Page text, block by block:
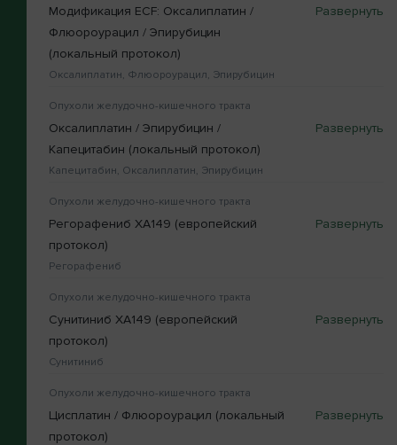
Модификация ЕСF: Оксалиплатин /
Флюороурацил / Эпирубицин
(локальный протокол)
Оксалиплатин, Флюороурацил, Эпирубицин
Опухоли желудочно-кишечного тракта
Оксалиплатин / Эпирубицин /
Капецитабин (локальный протокол)
Капецитабин, Оксалиплатин, Эпирубицин
Опухоли желудочно-кишечного тракта
Регорафениб XA149 (европейский
протокол)
Регорафениб
Опухоли желудочно-кишечного тракта
Сунитиниб XA149 (европейский
протокол)
Сунитиниб
Опухоли желудочно-кишечного тракта
Цисплатин / Флюороурацил (локальный
протокол)